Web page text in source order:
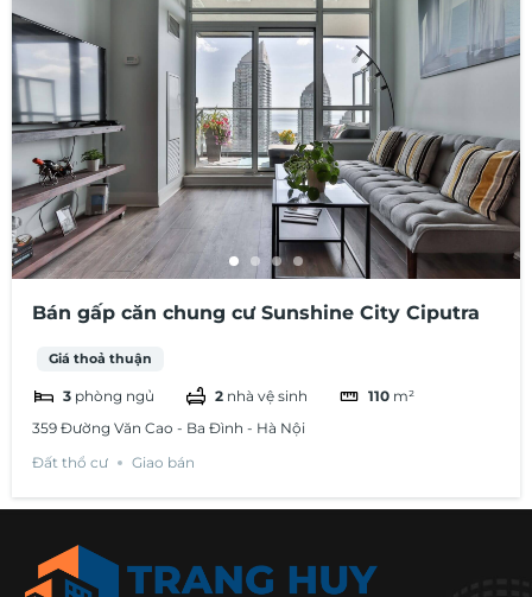
Bán gấp căn chung cư Sunshine City Ciputra
Giá thoả thuận
3 phòng ngủ 2 nhà vệ sinh 110 m²
359 Đường Văn Cao - Ba Đình - Hà Nội
Đất thổ cư
Giao bán